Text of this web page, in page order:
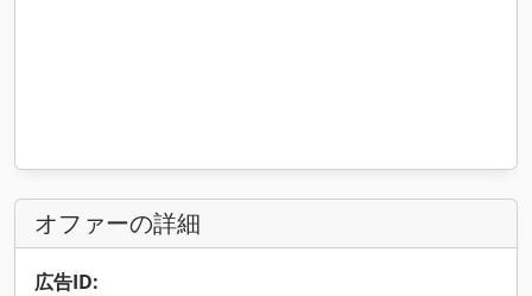
オファーの詳細
広告ID: